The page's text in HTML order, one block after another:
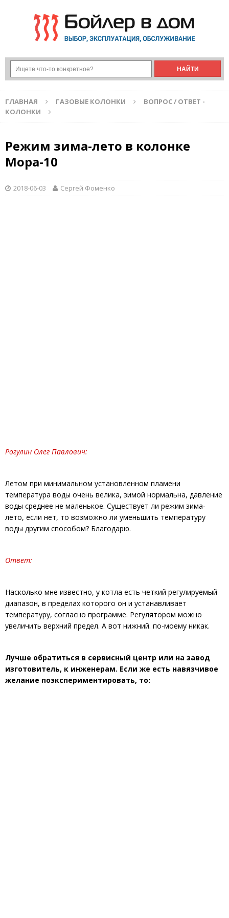
ГЛАВНАЯ ГАЗОВЫЕ КОЛОНКИ
ВОПРОС / ОТВЕТ -
КОЛОНКИ
Режим зима-лето в колонке
Мора-10
2018-06-03 Сергей Фоменко
Рогулин Олег Павлович:
Летом при минимальном установленном пламени
температура воды очень велика, зимой нормальна, давление
воды среднее не маленькое. Существует ли режим зима-
лето, если нет, то возможно ли уменьшить температуру
воды другим способом? Благодарю.
Ответ:
Насколько мне известно, у котла есть четкий регулируемый
диапазон, в пределах которого он и устанавливает
температуру, согласно программе. Регулятором можно
увеличить верхний предел. А вот нижний. по-моему никак.
Лучше обратиться в сервисный центр или на завод
изготовитель, к инженерам. Если же есть навязчивое
желание поэкспериментировать, то: